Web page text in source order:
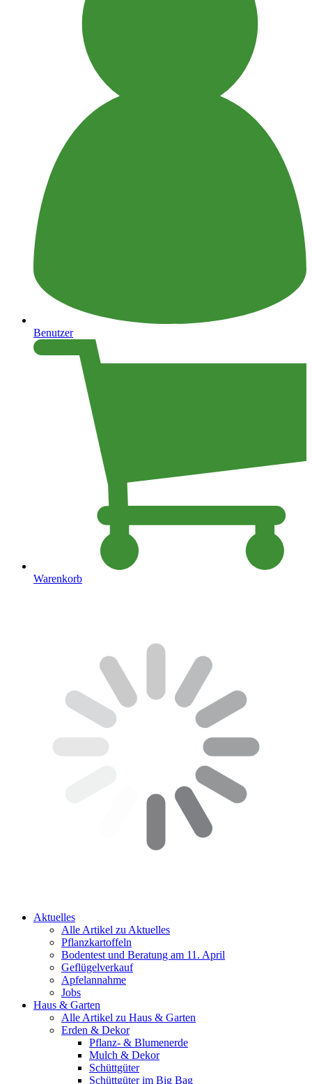
Benutzer
Warenkorb
Aktuelles
Alle Artikel zu Aktuelles
Pflanzkartoffeln
Bodentest und Beratung am 11. April
Geflügelverkauf
Apfelannahme
Jobs
Haus & Garten
Alle Artikel zu Haus & Garten
Erden & Dekor
Pflanz- & Blumenerde
Mulch & Dekor
Schüttgüter
Schüttgüter im Big Bag